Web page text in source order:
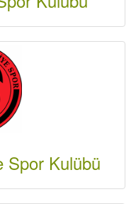
Spor Kulübü